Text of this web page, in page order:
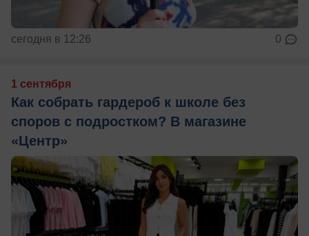
сегодня в 12:26 0
1 сентября
Как собрать гардероб к школе без
споров с подростком? В магазине
«Центр»